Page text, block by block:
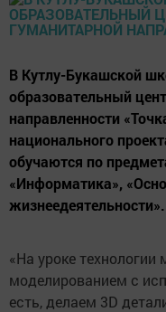
В Кутлу-Букашской
образовательный
направленности
национального
обучаются по
«Информатика»,
жизнеедеятельности».
«На уроке
моделированием с
есть, делаем 3D